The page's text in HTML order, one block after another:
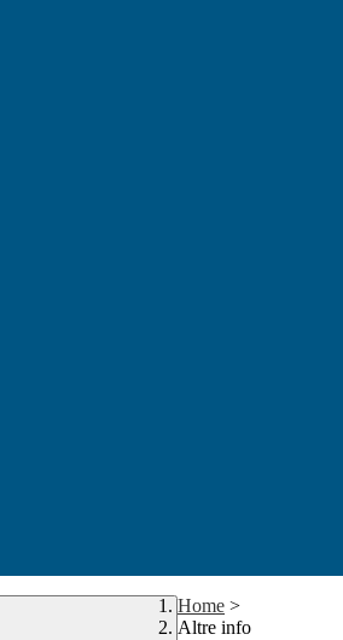
Home >
Altre info